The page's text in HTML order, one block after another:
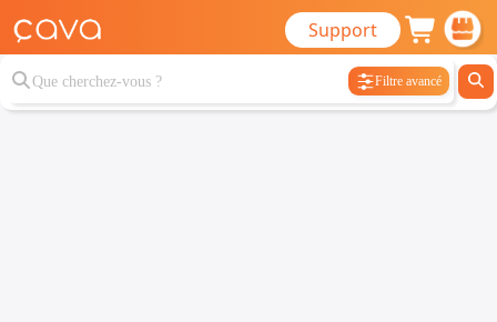
Support
Filtre avancé